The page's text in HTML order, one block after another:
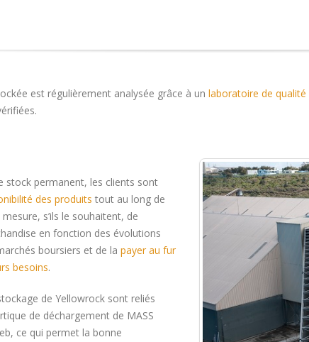
est régulièrement analysée grâce à un laboratoire de qualité
stock permanent, les clients sont
des produits tout au long de
s’ils le souhaitent, de
en fonction des évolutions
boursiers et de la payer au fur
besoins.
de Yellowrock sont reliés
de déchargement de MASS
ce qui permet la bonne